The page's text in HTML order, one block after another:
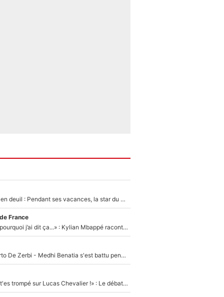
Antoine Dupont en deuil : Pendant ses vacances, la star du XV de France a perdu sa grand-mère
France
«Je ne sais pas pourquoi j’ai dit ça...» : Kylian Mbappé raconte sa première rencontre avec Zinédine Zidane (et c’est très drôle)
Départ de Roberto De Zerbi - Medhi Benatia s'est battu pendant six mois pour le retenir à l'OM, le PSG a été le naufrage de trop : «Je pars avec toi»
«Admets que tu t'es trompé sur Lucas Chevalier !» : Le débat sur le gardien du PSG vire au clash à l'After Foot